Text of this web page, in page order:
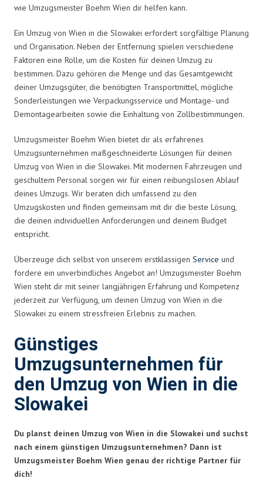
wie Umzugsmeister Boehm Wien dir helfen kann.
Ein Umzug von Wien in die Slowakei erfordert sorgfältige Planung
und Organisation. Neben der Entfernung spielen verschiedene
Faktoren eine Rolle, um die Kosten für deinen Umzug zu
bestimmen. Dazu gehören die Menge und das Gesamtgewicht
deiner Umzugsgüter, die benötigten Transportmittel, mögliche
Sonderleistungen wie Verpackungsservice und Montage- und
Demontagearbeiten sowie die Einhaltung von Zollbestimmungen.
Umzugsmeister Boehm Wien bietet dir als erfahrenes
Umzugsunternehmen maßgeschneiderte Lösungen für deinen
Umzug von Wien in die Slowakei. Mit modernen Fahrzeugen und
geschultem Personal sorgen wir für einen reibungslosen Ablauf
deines Umzugs. Wir beraten dich umfassend zu den
Umzugskosten und finden gemeinsam mit dir die beste Lösung,
die deinen individuellen Anforderungen und deinem Budget
entspricht.
Überzeuge dich selbst von unserem erstklassigen Service und
fordere ein unverbindliches Angebot an! Umzugsmeister Boehm
Wien steht dir mit seiner langjährigen Erfahrung und Kompetenz
jederzeit zur Verfügung, um deinen Umzug von Wien in die
Slowakei zu einem stressfreien Erlebnis zu machen.
Günstiges
Umzugsunternehmen für
den Umzug von Wien in die
Slowakei
Du planst deinen Umzug von Wien in die Slowakei und suchst
nach einem günstigen Umzugsunternehmen? Dann ist
Umzugsmeister Boehm Wien genau der richtige Partner für
dich!